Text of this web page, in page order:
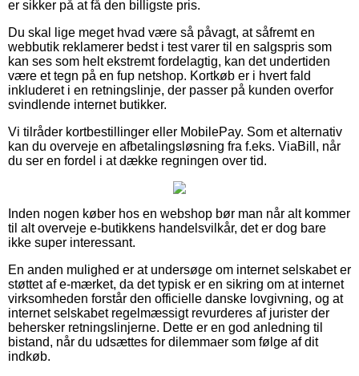
er sikker på at få den billigste pris.
Du skal lige meget hvad være så påvagt, at såfremt en
webbutik reklamerer bedst i test varer til en salgspris som
kan ses som helt ekstremt fordelagtig, kan det undertiden
være et tegn på en fup netshop. Kortkøb er i hvert fald
inkluderet i en retningslinje, der passer på kunden overfor
svindlende internet butikker.
Vi tilråder kortbestillinger eller MobilePay. Som et alternativ
kan du overveje en afbetalingsløsning fra f.eks. ViaBill, når
du ser en fordel i at dække regningen over tid.
Inden nogen køber hos en webshop bør man når alt kommer
til alt overveje e-butikkens handelsvilkår, det er dog bare
ikke super interessant.
En anden mulighed er at undersøge om internet selskabet er
støttet af e-mærket, da det typisk er en sikring om at internet
virksomheden forstår den officielle danske lovgivning, og at
internet selskabet regelmæssigt revurderes af jurister der
behersker retningslinjerne. Dette er en god anledning til
bistand, når du udsættes for dilemmaer som følge af dit
indkøb.